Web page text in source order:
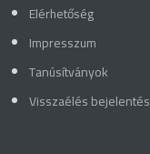
Elérhetőség
Impresszum
Tanúsítványok
Visszaélés bejelentés